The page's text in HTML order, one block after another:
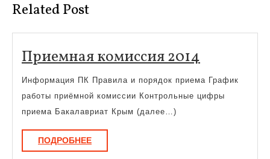
Related Post
Приемная комиссия 2014
комиссия
2014
Информация ПК Правила и порядок приема График
работы приёмной комиссии Контрольные цифры
приема Бакалавриат Крым (далее…)
ПОДРОБНЕЕПОДРОБНЕЕ